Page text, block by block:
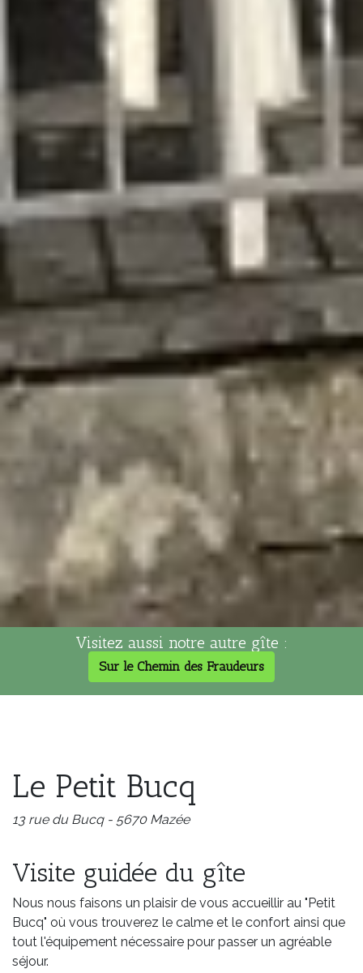
Visitez aussi notre autre gîte :
Sur le Chemin des Fraudeurs
Le Petit Bucq
13 rue du Bucq - 5670 Mazée
Visite guidée du gîte
Nous nous faisons un plaisir de vous accueillir au "Petit
Bucq" où vous trouverez le calme et le confort ainsi que
tout l'équipement nécessaire pour passer un agréable
séjour.